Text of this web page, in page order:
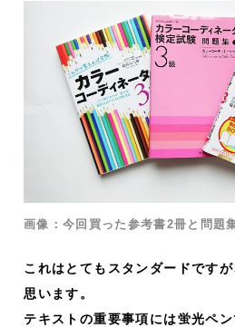
画像：今回買った参考書2冊と問題
これはとてもスタンダードです
思います。
テキストの重要事項には蛍光ペ